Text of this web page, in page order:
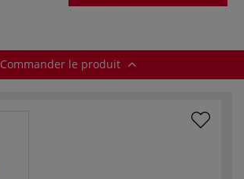
Commander le produit